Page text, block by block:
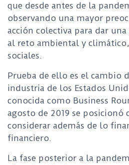
que desde antes de la
observando una mayor
acción colectiva para dar una
al reto ambiental y
sociales.
Prueba de ello es el cambio
industria de los Estados
conocida como Business
agosto de 2019 se
considerar además de lo
financiero.
La fase posterior a la